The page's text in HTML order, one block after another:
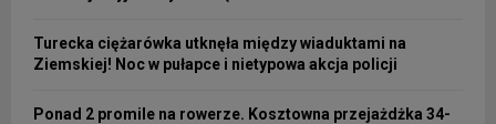
Turecka ciężarówka utknęła między wiaduktami na
Ziemskiej! Noc w pułapce i nietypowa akcja policji
Ponad 2 promile na rowerze. Kosztowna przejażdżka 34-